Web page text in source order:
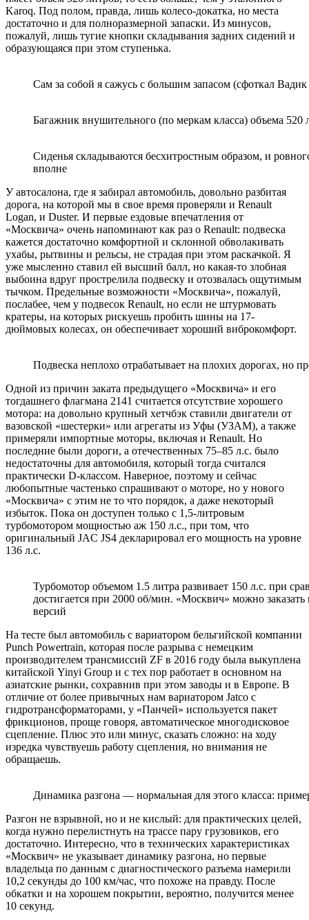
Karoq. Под полом, правда, лишь колесо-докатка, но места
достаточно и для полноразмерной запаски. Из минусов,
пожалуй, лишь тугие кнопки складывания задних сидений и
образующаяся при этом ступенька.
Сам за собой я сажусь с большим запасом (сфоткал
Багажник внушительного (по меркам класса) объема 520
Сиденья складываются бесхитростным образом, и
вполне
У автосалона, где я забирал автомобиль, довольно разбитая
дорога, на которой мы в свое время проверяли и Renault
Logan, и Duster. И первые ездовые впечатления от
«Москвича» очень напоминают как раз о Renault: подвеска
кажется достаточно комфортной и склонной обволакивать
ухабы, рытвины и рельсы, не страдая при этом раскачкой. Я
уже мысленно ставил ей высший балл, но какая-то злобная
выбоина вдруг прострелила подвеску и отозвалась ощутимым
тычком. Предельные возможности «Москвича», пожалуй,
послабее, чем у подвесок Renault, но если не штурмовать
кратеры, на которых рискуешь пробить шины на 17-
дюймовых колесах, он обеспечивает хороший виброкомфорт.
Подвеска неплохо отрабатывает на плохих дорогах, но
Одной из причин заката предыдущего «Москвича» и его
тогдашнего флагмана 2141 считается отсутствие хорошего
мотора: на довольно крупный хетчбэк ставили двигатели от
вазовской «шестерки» или агрегаты из Уфы (УЗАМ), а также
примеряли импортные моторы, включая и Renault. Но
последние были дороги, а отечественных 75–85 л.с. было
недостаточны для автомобиля, который тогда считался
практически D-классом. Наверное, поэтому и сейчас
любопытные частенько спрашивают о моторе, но у нового
«Москвича» с этим не то что порядок, а даже некоторый
избыток. Пока он доступен только с 1,5-литровым
турбомотором мощностью аж 150 л.с., при том, что
оригинальный JAC JS4 декларировал его мощность на уровне
136 л.с.
Турбомотор объемом 1.5 литра развивает 150 л.с. при
достигается при 2000 об/мин. «Москвич» можно
версий
На тесте был автомобиль с вариатором бельгийской компании
Punch Powertrain, которая после разрыва с немецким
производителем трансмиссий ZF в 2016 году была выкуплена
китайской Yinyi Group и с тех пор работает в основном на
азиатские рынки, сохравнив при этом заводы и в Европе. В
отличие от более привычных нам вариатором Jatco с
гидротрансформаторами, у «Панчей» используется пакет
фрикционов, проще говоря, автоматическое многодисковое
сцепление. Плюс это или минус, сказать сложно: на ходу
изредка чувствуешь работу сцепления, но внимания не
обращаешь.
Динамика разгона — нормальная для этого класса:
Разгон не взрывной, но и не кислый: для практических целей,
когда нужно перелистнуть на трассе пару грузовиков, его
достаточно. Интересно, что в технических характеристиках
«Москвич» не указывает динамику разгона, но первые
владельца по данным с диагностического разъема намерили
10,2 секунды до 100 км/час, что похоже на правду. После
обкатки и на хорошем покрытии, вероятно, получится менее
10 секунд.